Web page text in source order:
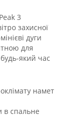
3
захисної
дуги
для
який час
намет
в спальне